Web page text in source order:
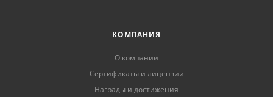
КОМПАНИЯ
О компании
Сертификаты и лицензии
Награды и достижения